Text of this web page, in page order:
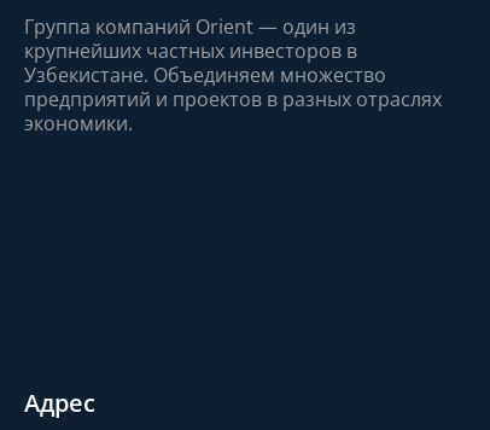
Группа компаний Orient — один из
крупнейшиx частныx инвесторов в
Узбекистане. Объединяем множество
предприятий и проектов в разныx отрасляx
экономики.
Адрес